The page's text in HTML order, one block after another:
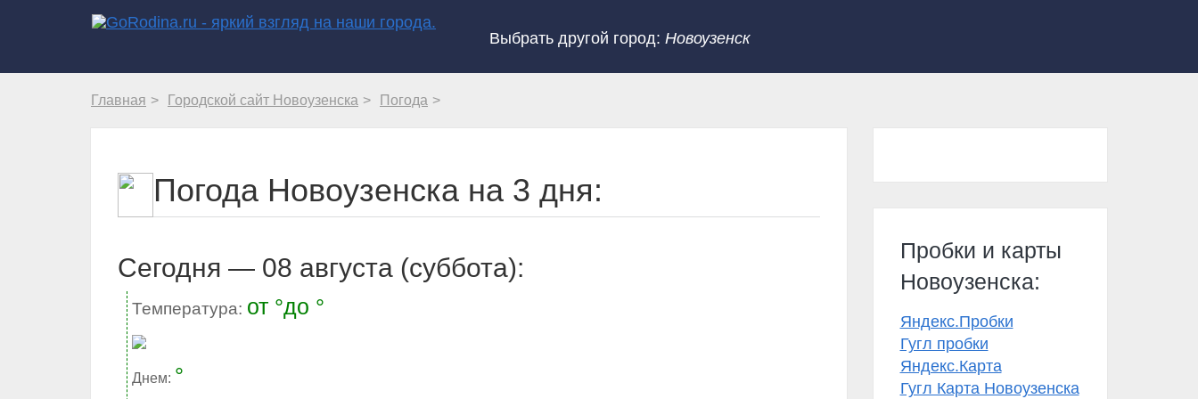
Выбрать другой город: Новоузенск
Главная Городской сайт Новоузенска Погода
Погода Новоузенска на 3 дня:
Cегодня — 08 августа (суббота):
Температура: от °до °
Днем: °
Пробки и карты
Новоузенска:
Яндекс.Пробки
Гугл пробки
Яндекс.Карта
Гугл Карта Новоузенска